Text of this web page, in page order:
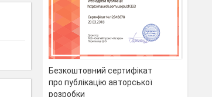
Безкоштовний сертифікат
про публікацію авторської
розробки